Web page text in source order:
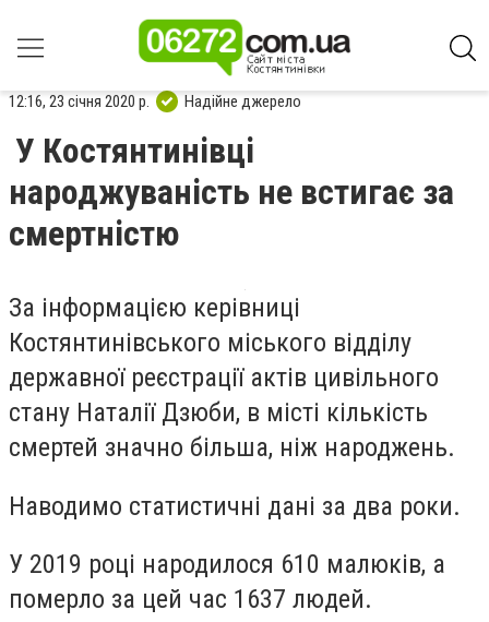
12:16, 23 січня 2020 р. Надійне джерело
У Костянтинівці
народжуваність не встигає за
смертністю
За інформацією керівниці
Костянтинівського міського відділу
державної реєстрації актів цивільного
стану Наталії Дзюби, в місті кількість
смертей значно більша, ніж народжень.
Наводимо статистичні дані за два роки.
У 2019 році народилося 610 малюків, а
померло за цей час 1637 людей.